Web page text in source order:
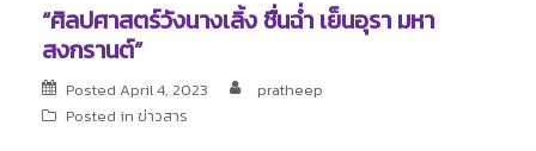
“ศิลปศาสตร์วังนางเลิ้ง ชื่นฉ่ำ เย็นอุรา มหา
สงกรานต์”
Posted April 4, 2023
pratheep
Posted in ข่าวสาร